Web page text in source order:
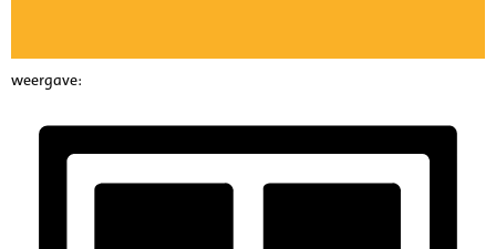
weergave: